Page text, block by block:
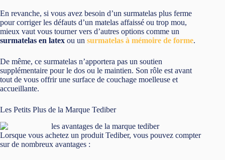
En revanche, si vous avez besoin d’un surmatelas plus ferme
pour corriger les défauts d’un matelas affaissé ou trop mou,
mieux vaut vous tourner vers d’autres options comme un
surmatelas en latex ou un surmatelas à mémoire de forme.
De même, ce surmatelas n’apportera pas un soutien
supplémentaire pour le dos ou le maintien. Son rôle est avant
tout de vous offrir une surface de couchage moelleuse et
accueillante.
Les Petits Plus de la Marque Tediber
Lorsque vous achetez un produit Tediber, vous pouvez compter
sur de nombreux avantages :